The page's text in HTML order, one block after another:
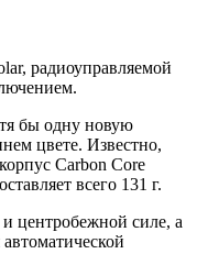
радиоуправляемой
бы одну новую
цвете. Известно,
Carbon Core
всего 131 г.
центробежной силе, а